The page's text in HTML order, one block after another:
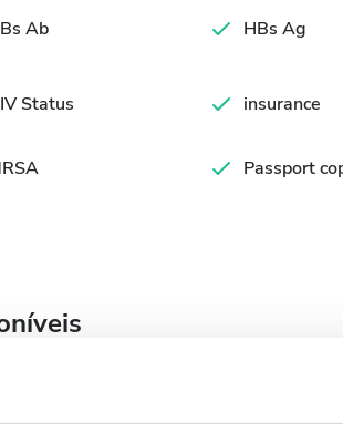
Ab HBs Ag
Status insurance
Passport